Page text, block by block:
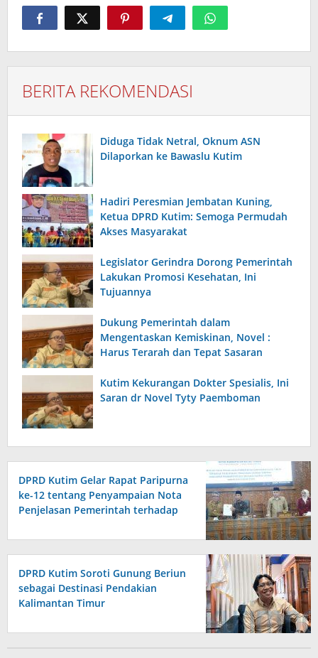
BERITA REKOMENDASI
Diduga Tidak Netral, Oknum ASN
Dilaporkan ke Bawaslu Kutim
Hadiri Peresmian Jembatan Kuning,
Ketua DPRD Kutim: Semoga Permudah
Akses Masyarakat
Legislator Gerindra Dorong Pemerintah
Lakukan Promosi Kesehatan, Ini
Tujuannya
Dukung Pemerintah dalam
Mengentaskan Kemiskinan, Novel :
Harus Terarah dan Tepat Sasaran
Kutim Kekurangan Dokter Spesialis, Ini
Saran dr Novel Tyty Paemboman
DPRD Kutim Gelar Rapat Paripurna
ke-12 tentang Penyampaian Nota
Penjelasan Pemerintah terhadap
DPRD Kutim Soroti Gunung Beriun
sebagai Destinasi Pendakian
Kalimantan Timur